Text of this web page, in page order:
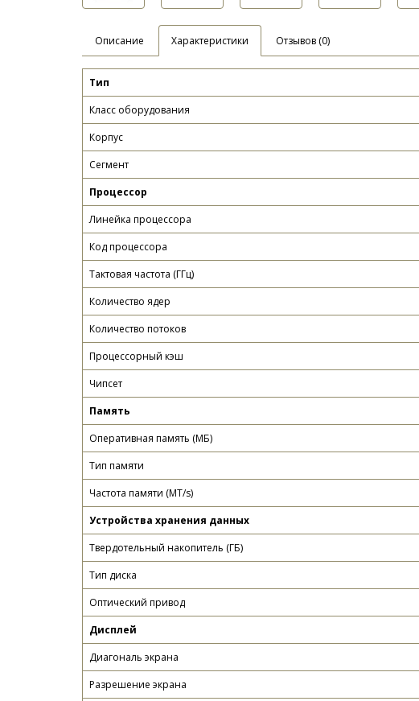
Описание Характеристики Отзывов (0)
Тип
Класс оборудования
Корпус
Сегмент
Процессор
Линейка процессора
Код процессора
Тактовая частота (ГГц)
Количество ядер
Количество потоков
Процессорный кэш
Чипсет
Память
Оперативная память (МБ)
Тип памяти
Частота памяти (MT/s)
Устройства хранения данных
Твердотельный накопитель (ГБ)
Тип диска
Оптический привод
Дисплей
Диагональ экрана
Разрешение экрана